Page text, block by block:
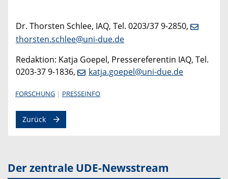
Dr. Thorsten Schlee, IAQ, Tel. 0203/37 9-2850,
thorsten.schlee@uni-due.de
Redaktion: Katja Goepel, Pressereferentin IAQ, Tel.
0203-37 9-1836,
katja.goepel@uni-due.de
FORSCHUNG PRESSEINFO
Zurück
Der zentrale UDE-Newsstream